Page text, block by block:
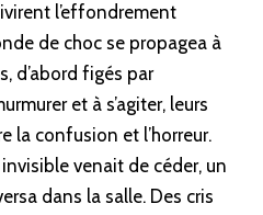
l’effondrement
de choc se propagea à
d’abord figés par
et à s’agiter, leurs
la confusion et l’horreur.
venait de céder, un
dans la salle. Des cris